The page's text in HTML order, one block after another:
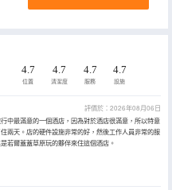
4.7
位置
4.7
清潔度
4.7
服務
4.7
設施
評價於：2026年08月06日
中最滿意的一個酒店，因為對於酒店很滿意，所以特意
兩天。店的硬件設施非常的好，然後工作人員非常的服
若爾蓋蓋草原玩的夥伴來住這個酒店。